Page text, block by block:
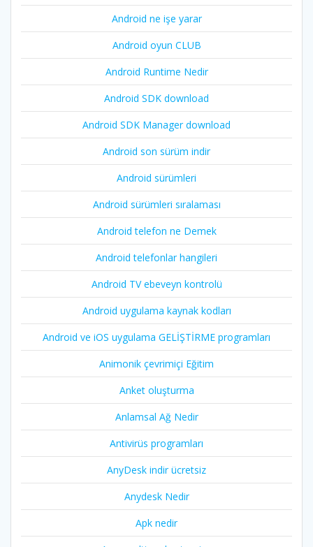
Android ne işe yarar
Android oyun CLUB
Android Runtime Nedir
Android SDK download
Android SDK Manager download
Android son sürüm indir
Android sürümleri
Android sürümleri sıralaması
Android telefon ne Demek
Android telefonlar hangileri
Android TV ebeveyn kontrolü
Android uygulama kaynak kodları
Android ve iOS uygulama GELİŞTİRME programları
Animonik çevrimiçi Eğitim
Anket oluşturma
Anlamsal Ağ Nedir
Antivirüs programları
AnyDesk indir ücretsiz
Anydesk Nedir
Apk nedir